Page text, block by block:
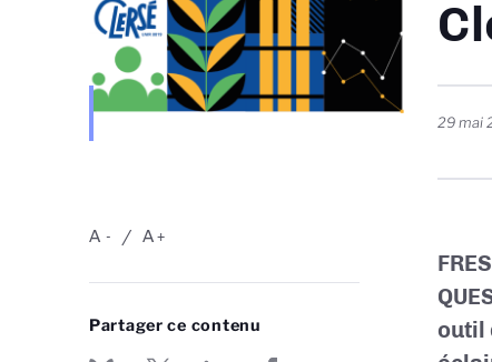
-
A +
A
Partager ce contenu
29 mai
outil